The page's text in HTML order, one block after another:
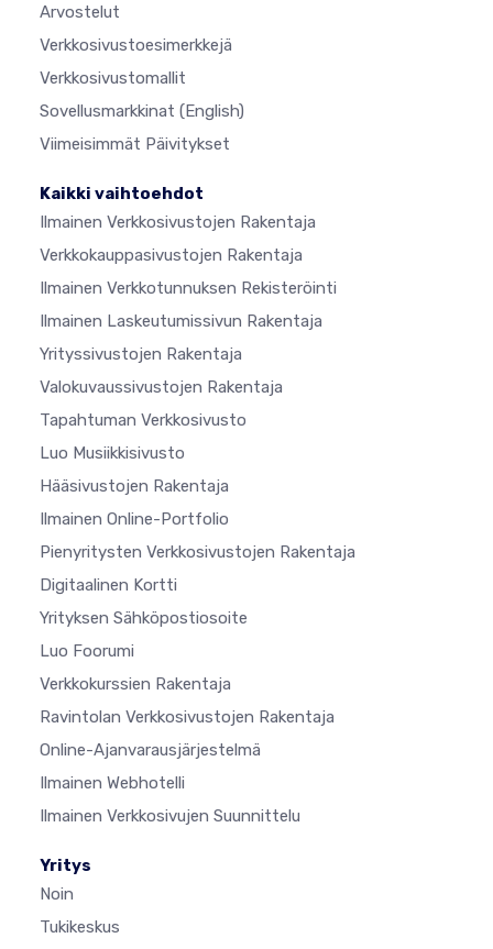
Arvostelut
Verkkosivustoesimerkkejä
Verkkosivustomallit
Sovellusmarkkinat (English)
Viimeisimmät Päivitykset
Kaikki vaihtoehdot
Ilmainen Verkkosivustojen Rakentaja
Verkkokauppasivustojen Rakentaja
Ilmainen Verkkotunnuksen Rekisteröinti
Ilmainen Laskeutumissivun Rakentaja
Yrityssivustojen Rakentaja
Valokuvaussivustojen Rakentaja
Tapahtuman Verkkosivusto
Luo Musiikkisivusto
Hääsivustojen Rakentaja
Ilmainen Online-Portfolio
Pienyritysten Verkkosivustojen Rakentaja
Digitaalinen Kortti
Yrityksen Sähköpostiosoite
Luo Foorumi
Verkkokurssien Rakentaja
Ravintolan Verkkosivustojen Rakentaja
Online-Ajanvarausjärjestelmä
Ilmainen Webhotelli
Ilmainen Verkkosivujen Suunnittelu
Yritys
Noin
Tukikeskus